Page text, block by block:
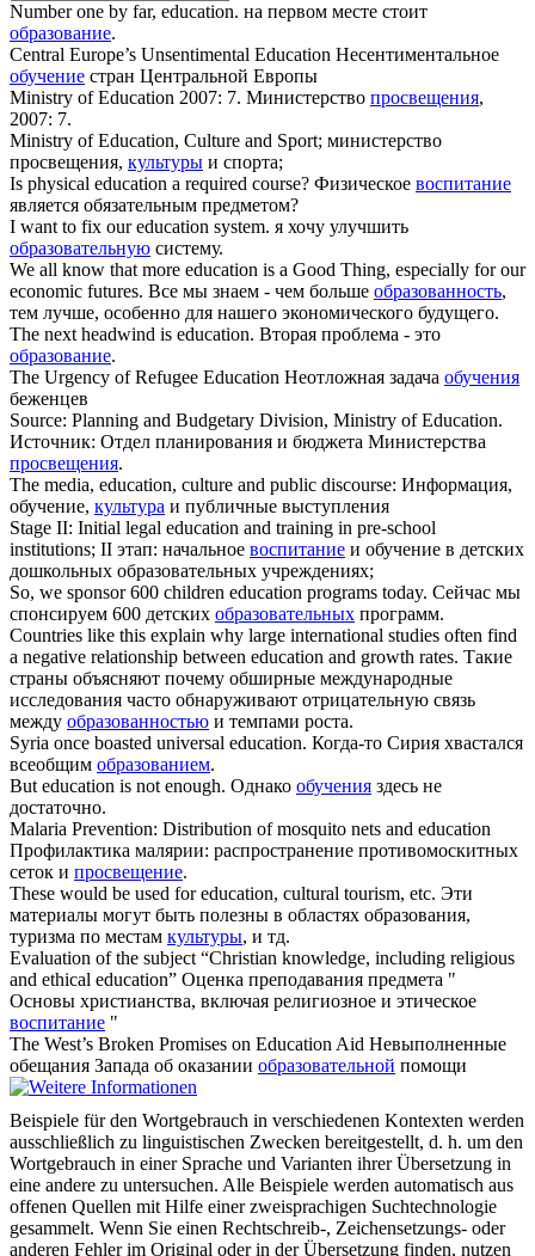
Number one by far, education. на первом месте стоит
образование.
Central Europe’s Unsentimental Education Несентиментальное
обучение стран Центральной Европы
Ministry ofEducation 2007: 7. Министерство просвещения,
2007: 7.
Ministry ofEducation, Culture and Sport; министерство
просвещения, культуры и спорта;
Is physical education a required course? Физическое воспитание
является обязательным предметом?
I want to fix oureducation system. я хочу улучшить
образовательную систему.
We all know that more education is a Good Thing, especially for our
economic futures. Все мы знаем - чем больше образованность,
тем лучше, особенно для нашего экономического будущего.
The next headwind is education. Вторая проблема - это
образование.
The Urgency of Refugee Education Неотложная задача обучения
беженцев
Source: Planning and Budgetary Division, Ministry ofEducation.
Источник: Отдел планирования и бюджета Министерства
просвещения.
The media, education, culture and public discourse: Информация,
обучение, культура и публичные выступления
Stage II: Initial legal education and training in pre-school
institutions; II этап: начальное воспитание и обучение в детских
дошкольных образовательных учреждениях;
So, we sponsor 600 children education programs today. Сейчас мы
спонсируем 600 детских образовательных программ.
Countries like this explain why large international studies often find
a negative relationship between education and growth rates. Такие
страны объясняют почему обширные международные
исследования часто обнаруживают отрицательную связь
между образованностью и темпами роста.
Syria once boasted universal education. Когда-то Сирия хвастался
всеобщим образованием.
Buteducation is not enough. Однако обучения здесь не
достаточно.
Malaria Prevention: Distribution of mosquito nets and education
Профилактика малярии: распространение противомоскитных
сеток и просвещение.
These would be used foreducation, cultural tourism, etc. Эти
материалы могут быть полезны в областях образования,
туризма по местам культуры, и тд.
Evaluation of the subject “Christian knowledge, including religious
and ethical education” Оценка преподавания предмета "
Основы христианства, включая религиозное и этическое
воспитание "
The West’s Broken Promises on EducationAid Невыполненные
обещания Запада об оказании образовательной помощи
Beispiele für den Wortgebrauch in verschiedenen Kontexten werden
ausschließlich zu linguistischen Zwecken bereitgestellt, d. h. um den
Wortgebrauch in einer Sprache und Varianten ihrer Übersetzung in
eine andere zu untersuchen. Alle Beispiele werden automatisch aus
offenen Quellen mit Hilfe einer zweisprachigen Suchtechnologie
gesammelt. Wenn Sie einen Rechtschreib-, Zeichensetzungs- oder
anderen Fehler im Original oder in der Übersetzung finden, nutzen